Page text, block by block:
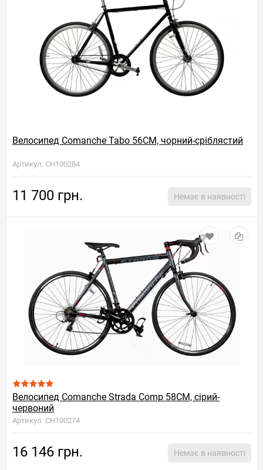
Велосипед Comanche Tabo 56CM, чорний-сріблястий
Артикул: CH100284
11 700 грн. Немає в наявності
Велосипед Comanche Strada Comp 58CM, сірий-
червоний
Артикул: CH100274
16 146 грн. Немає в наявності